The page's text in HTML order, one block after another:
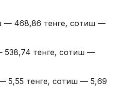
— 468,86 тенге, сотиш —
тенге, сотиш —
5,55 тенге, сотиш — 5,69